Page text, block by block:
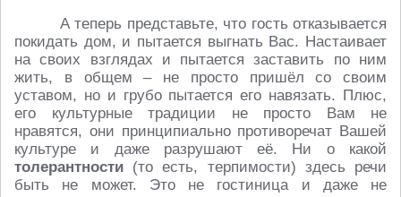
А теперь представьте, что гость отказывается
покидать дом, и пытается выгнать Вас. Настаивает
на своих взглядах и пытается заставить по ним
жить, в общем – не просто пришёл со своим
уставом, но и грубо пытается его навязать. Плюс,
его культурные традиции не просто Вам не
нравятся, они принципиально противоречат Вашей
культуре и даже разрушают её. Ни о какой
толерантности (то есть, терпимости) здесь речи
быть не может. Это не гостиница и даже не